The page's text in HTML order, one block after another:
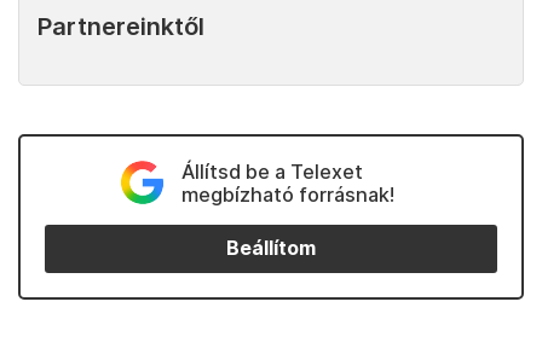
Partnereinktől
Állítsd be a Telexet
megbízható forrásnak!
Beállítom